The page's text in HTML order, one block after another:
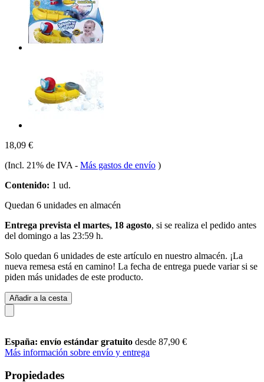
18,09 €
(Incl. 21% de IVA - Más gastos de envío )
Contenido: 1 ud.
Quedan 6 unidades en almacén
Entrega prevista el martes, 18 agosto, si se realiza el pedido antes
del domingo a las 23:59 h.
Solo quedan 6 unidades de este artículo en nuestro almacén. ¡La
nueva remesa está en camino! La fecha de entrega puede variar si se
piden más unidades de este producto.
Añadir a la cesta
España: envío estándar gratuito desde 87,90 €
Más información sobre envío y entrega
Propiedades